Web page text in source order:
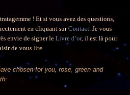
! Et si vous avez des questions,
en cliquant surContact . Je vous
envie de signer le Livre d’or, il est là pour
de vous lire.
chosen for you, rose, green and